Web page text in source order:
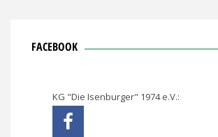
FACEBOOK
KG "Die Isenburger" 1974 e.V.: